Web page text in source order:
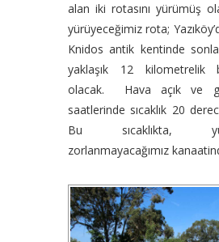
alan iki rotasını yürümüş
yürüyeceğimiz rota;
Knidos antik kentinde
yaklaşık 12 kilometrelik
olacak. Hava açık ve
saatlerinde sıcaklık 20
Bu sıcaklıkta,
zorlanmayacağımız